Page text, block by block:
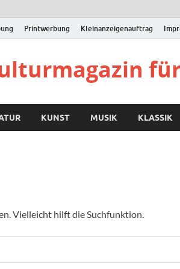
Printwerbung Kleinanzeigenauftrag
KUNST MUSIK KLASSIK
Vielleicht hilft die Suchfunktion.